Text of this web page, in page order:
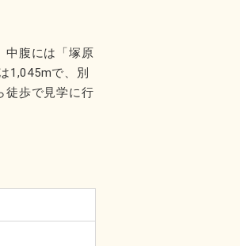
中腹には「塚原
1,045mで、別
徒歩で見学に行